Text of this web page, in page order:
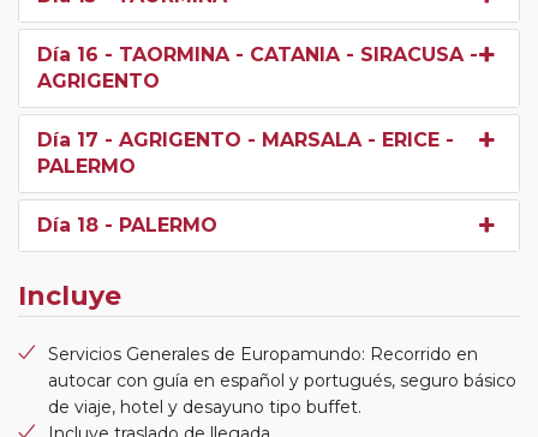
Día 16 - TAORMINA - CATANIA - SIRACUSA -
AGRIGENTO
Día 17 - AGRIGENTO - MARSALA - ERICE -
PALERMO
Día 18 - PALERMO
Incluye
Servicios Generales de Europamundo: Recorrido en
autocar con guía en español y portugués, seguro básico
de viaje, hotel y desayuno tipo buffet.